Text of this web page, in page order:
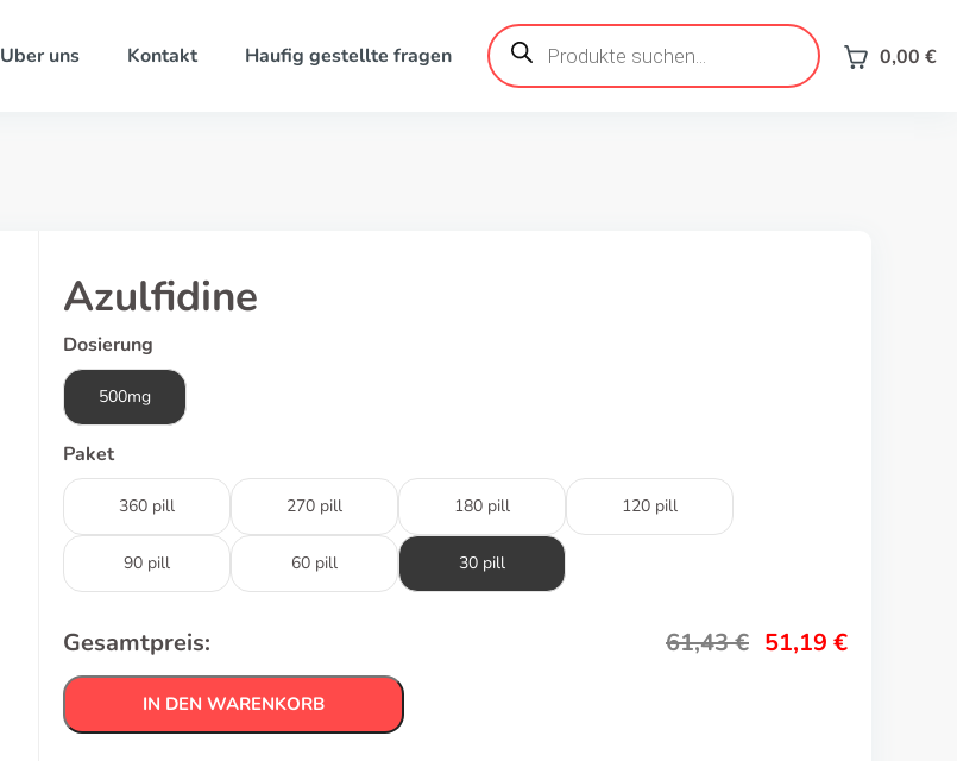
Uber uns Kontakt Haufig gestellte fragen
Products
search 0,00 €
Azulfidine
Dosierung
500mg
Paket
360 pill 270 pill 180 pill 120 pill
90 pill 60 pill 30 pill
Gesamtpreis: 61,43€ 51,19 €
IN DEN WARENKORB